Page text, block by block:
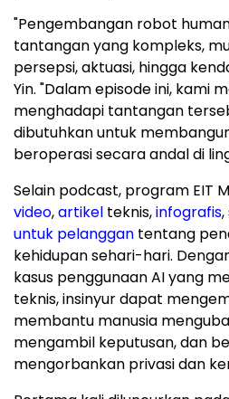
"Pengembangan robot
tantangan yang kompleks,
persepsi, aktuasi, hingga
Yin. "Dalam episode ini, kami
menghadapi tantangan
dibutuhkan untuk
beroperasi secara andal di
Selain podcast, program EIT
video,artikel teknis,infografis
untuk pelanggan tentang
kehidupan sehari-hari.
kasus penggunaan AI yang
teknis, insinyur dapat
membantu manusia
mengambil keputusan, dan
mengorbankan privasi dan